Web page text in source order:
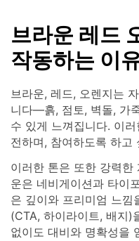
브라운 레드
작동하는 이
브라운, 레드, 오렌지는
니다—흙, 점토, 벽돌, 가
수 있게 느껴집니다. 이
전하며, 참여하도록 하고
이러한 톤은 또한 강력한
운은 네비게이션과 타이
은 깊이와 프리미엄 느낌
(CTA, 하이라이트, 배지)
없이도 대비와 명확성을